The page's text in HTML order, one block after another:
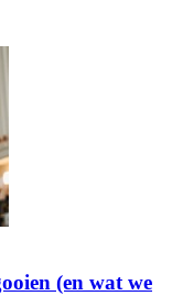
(en wat we